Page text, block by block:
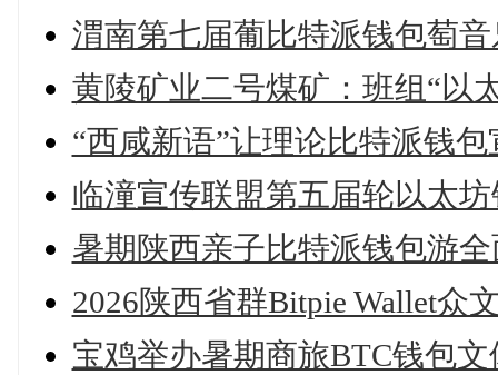
渭南第七届葡比特派钱包萄
黄陵矿业二号煤矿：班组“以
“西咸新语”让理论比特派钱包
临潼宣传联盟第五届轮以太
暑期陕西亲子比特派钱包游
2026陕西省群Bitpie Wallet众
宝鸡举办暑期商旅BTC钱包